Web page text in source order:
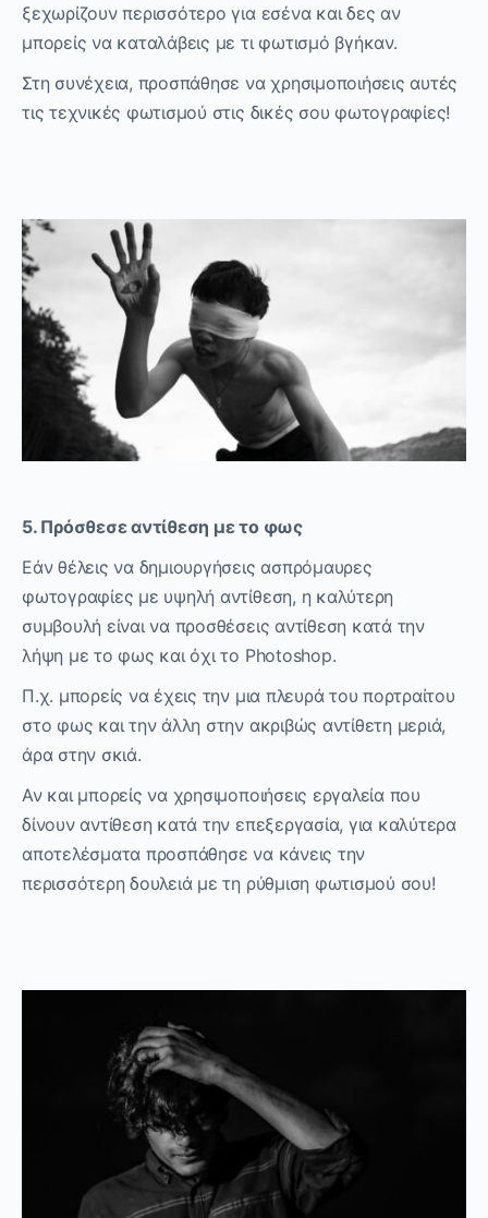
ξεχωρίζουν περισσότερο για εσένα και δες αν
μπορείς να καταλάβεις με τι φωτισμό βγήκαν.
Στη συνέχεια, προσπάθησε να χρησιμοποιήσεις αυτές
τις τεχνικές φωτισμού στις δικές σου φωτογραφίες!
5. Πρόσθεσε αντίθεση με το φως
Εάν θέλεις να δημιουργήσεις ασπρόμαυρες
φωτογραφίες με υψηλή αντίθεση, η καλύτερη
συμβουλή είναι να προσθέσεις αντίθεση κατά την
λήψη με το φως και όχι το Photoshop.
Π.χ. μπορείς να έχεις την μια πλευρά του πορτραίτου
στο φως και την άλλη στην ακριβώς αντίθετη μεριά,
άρα στην σκιά.
Αν και μπορείς να χρησιμοποιήσεις εργαλεία που
δίνουν αντίθεση κατά την επεξεργασία, για καλύτερα
αποτελέσματα προσπάθησε να κάνεις την
περισσότερη δουλειά με τη ρύθμιση φωτισμού σου!